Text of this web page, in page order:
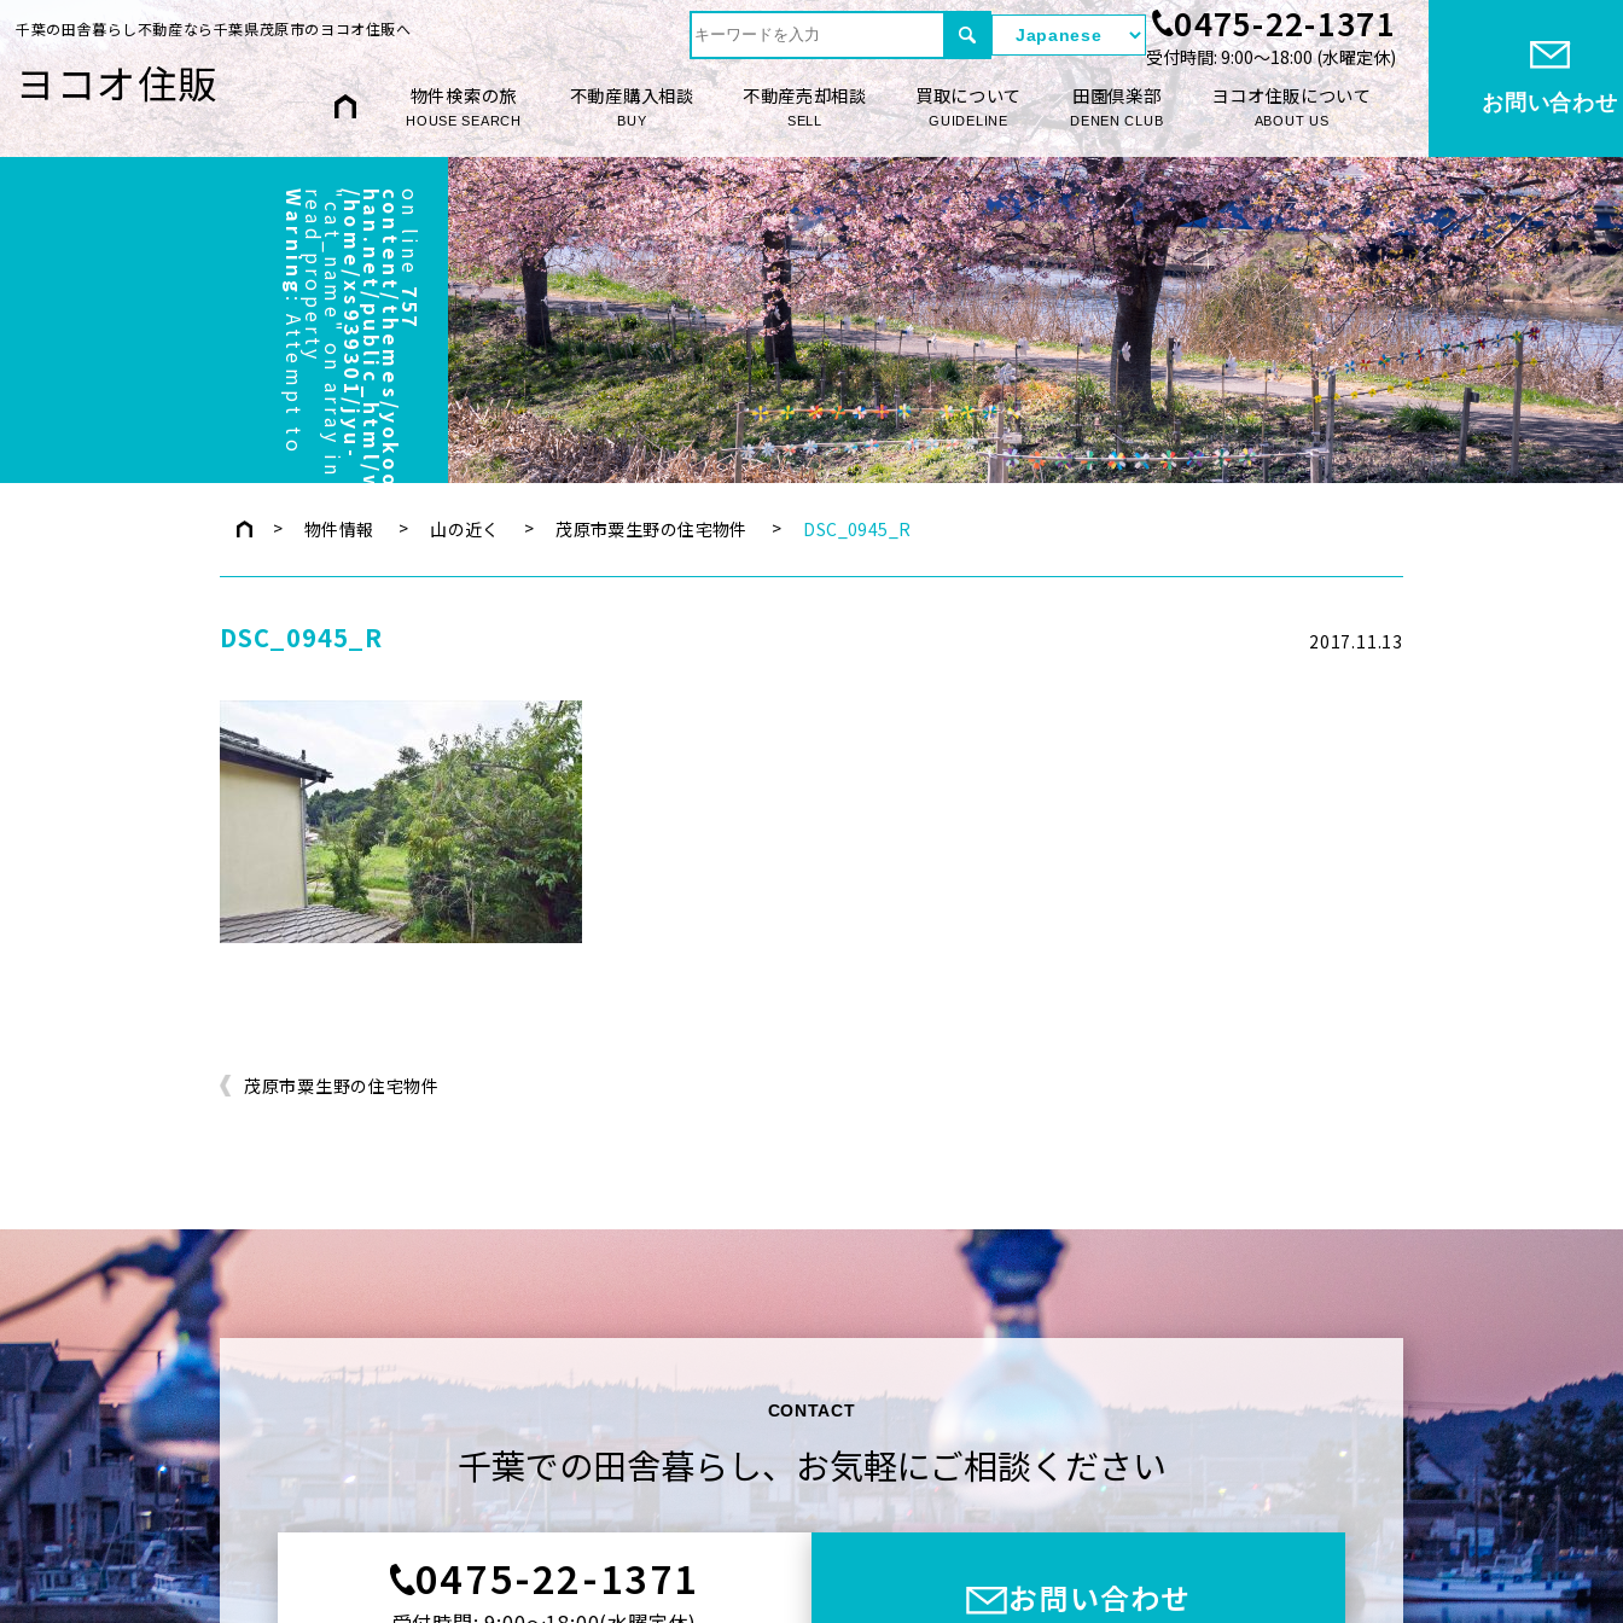
千葉の田舎暮らし不動産なら千葉県茂原市のヨコオ住販へ
ヨコオ住販
0475-22-1371
受付時間: 9:00〜18:00 (⽔曜定休)
物件検索の旅
HOUSE SEARCH
不動産購入相談
BUY
不動産売却相談
SELL
買取について
GUIDELINE
田園倶楽部
DENEN CLUB
ヨコオ住販について
ABOUT US
お問い合わせ
Warning
:
A
t
t
e
m
p
t
t
o
r
e
a
d
p
r
o
p
e
r
t
y
"
c
a
t
_
n
a
m
e
"
o
n
a
r
r
a
y
i
n/
h
o
m
e
/
x
s
9
3
9
3
0
1
/
j
y
u
-
h
a
n
.
n
e
t
/
p
u
b
l
i
c
_
h
t
m
l
/
w
p
/
w
p
-
c
o
n
t
e
n
t
/
t
h
e
m
e
s
/
y
o
k
o
o
/
h
e
a
d
e
r
.
p
hpon line
757
物件情報 山の近く 茂原市粟生野の住宅物件 DSC_0945_R
DSC_0945_R 2017.11.13
茂原市粟生野の住宅物件
CONTACT
千葉での田舎暮らし、 お気軽にご相談ください
0475-22-1371 お問い合わせ